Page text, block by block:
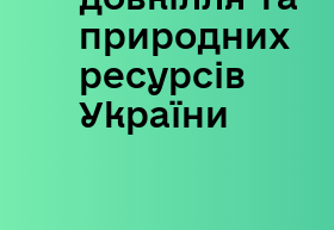
природних
ресурсів
України